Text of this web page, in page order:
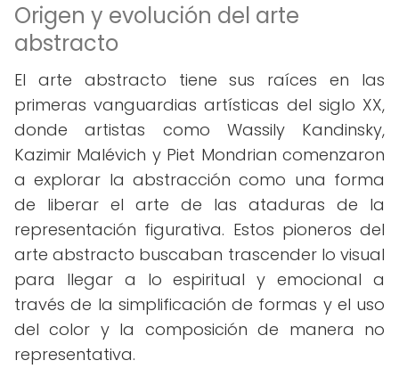
Origen y evolución del arte
abstracto
El arte abstracto tiene sus raíces en las
primeras vanguardias artísticas del siglo XX,
donde artistas como Wassily Kandinsky,
Kazimir Malévich y Piet Mondrian comenzaron
a explorar la abstracción como una forma
de liberar el arte de las ataduras de la
representación figurativa. Estos pioneros del
arte abstracto buscaban trascender lo visual
para llegar a lo espiritual y emocional a
través de la simplificación de formas y el uso
del color y la composición de manera no
representativa.